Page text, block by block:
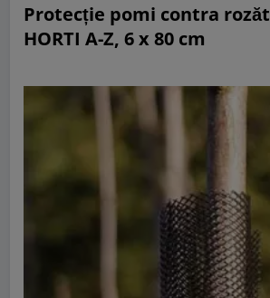
Protecție pomi contra
HORTI A-Z, 6 x 80 cm